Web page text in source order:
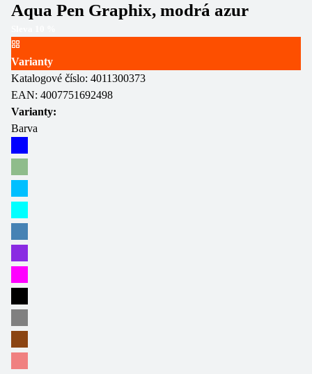
Aqua Pen Graphix, modrá azur
Varianty
Katalogové číslo: 4011300373
EAN: 4007751692498
Varianty:
Barva